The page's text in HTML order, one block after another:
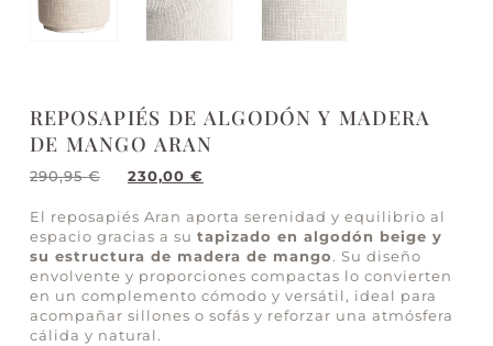
REPOSAPIÉS DE ALGODÓN Y MADERA
DE MANGO ARAN
290,95€ 230,00 €
El reposapiés Aran aporta serenidad y equilibrio al
espacio gracias a su tapizado en algodón beige y
su estructura de madera de mango. Su diseño
envolvente y proporciones compactas lo convierten
en un complemento cómodo y versátil, ideal para
acompañar sillones o sofás y reforzar una atmósfera
cálida y natural.